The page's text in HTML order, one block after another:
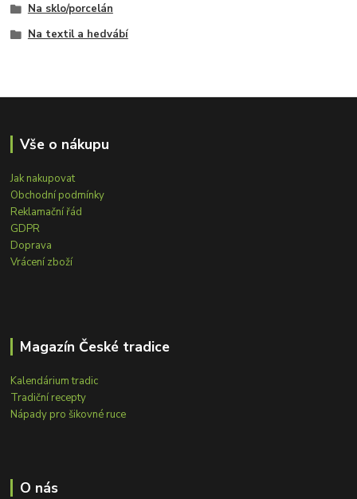
Na sklo/porcelán
Na textil a hedvábí
Vše o nákupu
Jak nakupovat
Obchodní podmínky
Reklamační řád
GDPR
Doprava
Vrácení zboží
Magazín České tradice
Kalendárium tradic
Tradiční recepty
Nápady pro šikovné ruce
O nás